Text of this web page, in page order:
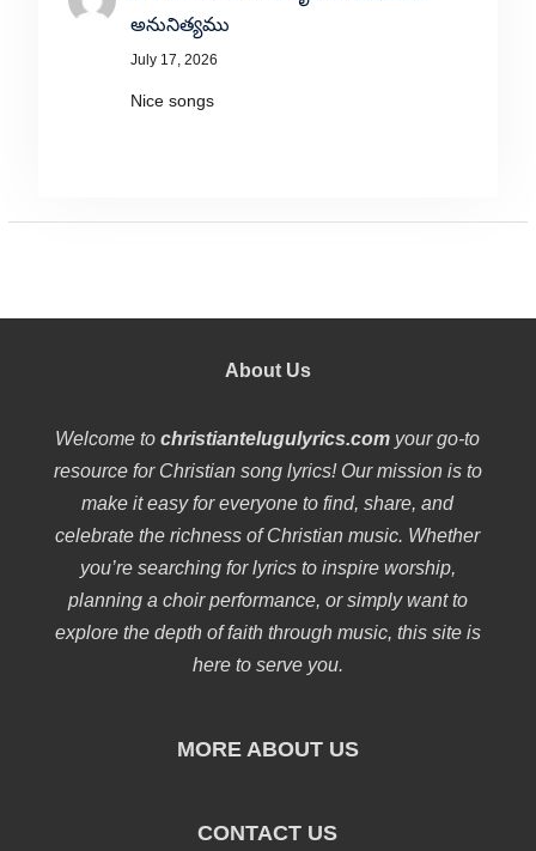
అనునిత్యము
July 17, 2026
Nice songs
About Us
Welcome tochristiantelugulyrics.com your go-to
resource for Christian song lyrics! Our mission is to
make it easy for everyone to find, share, and
celebrate the richness of Christian music. Whether
you’re searching for lyrics to inspire worship,
planning a choir performance, or simply want to
explore the depth of faith through music, this site is
here to serve you.
MORE ABOUT US
CONTACT US